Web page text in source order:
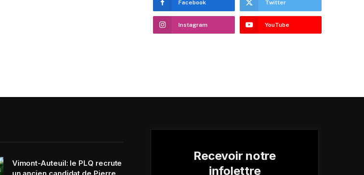
Facebook Twitter
Instagram YouTube
Vimont-Auteuil: le PLQ recrute
un ancien candidat de Pierre
Recevoir notre
infolettre